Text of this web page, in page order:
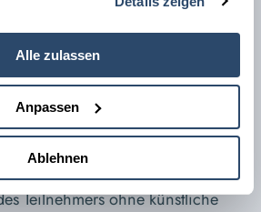
Alle zulassen
Anpassen
Ablehnen
zu bedienen, keinerlei
notwendig
Ehrenamtliche, Schüler etc.
belehrt werden
lokalisiert
Teilnehmers ohne künstliche